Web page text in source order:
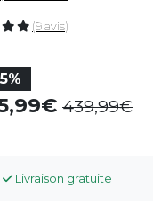
(9 avis)
439,99
Livraison gratuite